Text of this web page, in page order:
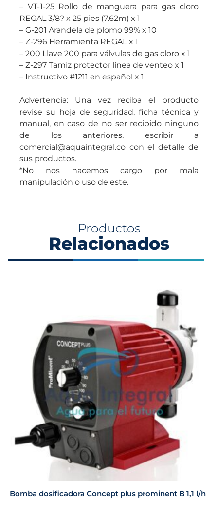
– VT-1-25 Rollo de manguera para gas cloro
REGAL 3/8? x 25 pies (7.62m) x 1
– G-201 Arandela de plomo 99% x 10
– Z-296 Herramienta REGAL x 1
– 200 Llave 200 para válvulas de gas cloro x 1
– Z-297 Tamiz protector línea de venteo x 1
– Instructivo #1211 en español x 1
Advertencia: Una vez reciba el producto
revise su hoja de seguridad, ficha técnica y
manual, en caso de no ser recibido ninguno
de los anteriores, escribir a
comercial@aquaintegral.co con el detalle de
sus productos.
*No nos hacemos cargo por mala
manipulación o uso de este.
Productos
Relacionados
Bomba dosificadora Concept plus prominent B 1,1 l/h